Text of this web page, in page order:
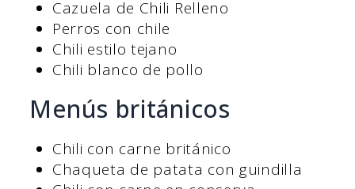
Cazuela de Chili Relleno
Perros con chile
Chili estilo tejano
Chili blanco de pollo
Menús británicos
Chili con carne británico
Chaqueta de patata con guindilla